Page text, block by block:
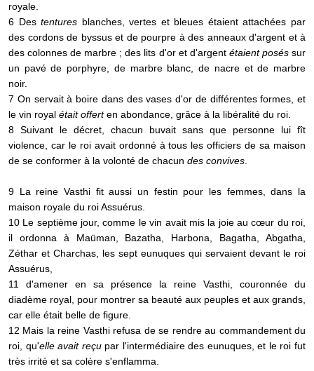
royale.
6 Destentures blanches, vertes et bleues étaient attachées par
des cordons de byssus et de pourpre à des anneaux d'argent et à
des colonnes de marbre ; des lits d'or et d'argent étaient poséssur
un pavé de porphyre, de marbre blanc, de nacre et de marbre
noir.
7 On servait à boire dans des vases d'or de différentes formes, et
le vin royal était offerten abondance, grâce à la libéralité du roi.
8 Suivant le décret, chacun buvait sans que personne lui fît
violence, car le roi avait ordonné à tous les officiers de sa maison
de se conformer à la volonté de chacun des convives
9 La reine Vasthi fit aussi un festin pour les femmes, dans la
maison royale du roi Assuérus.
10 Le septième jour, comme le vin avait mis la joie au cœur du roi,
il ordonna à Maüman, Bazatha, Harbona, Bagatha, Abgatha,
Zéthar et Charchas, les sept eunuques qui servaient devant le roi
Assuérus,
11 d'amener en sa présence la reine Vasthi, couronnée du
diadème royal, pour montrer sa beauté aux peuples et aux grands,
car elle était belle de figure.
12 Mais la reine Vasthi refusa de se rendre au commandement du
roi, qu'elle avait reçupar l'intermédiaire des eunuques, et le roi fut
très irrité et sa colère s'enflamma.